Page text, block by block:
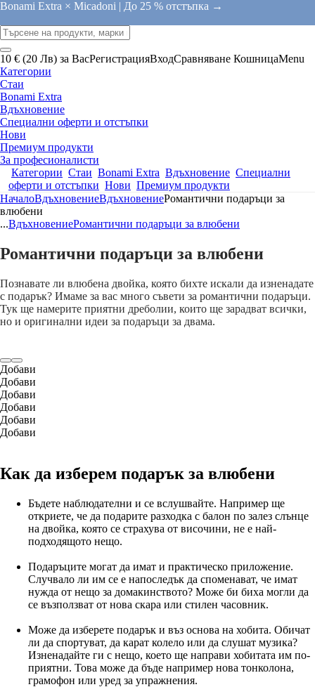
Bonami Extra × Micadoni | До 25 % отстъпка →
10 € (20 Лв) за ВасРегистрацияВходСравняване КошницаMenu
Категории
Стаи
Bonami Extra
Вдъхновение
Специални оферти и отстъпки
Нови
Премиум продукти
За професионалисти
Категории Стаи Bonami Extra Вдъхновение Специални
оферти и отстъпки Нови Премиум продукти
НачалоВдъхновениеВдъхновениеРомантични подаръци за
влюбени
...ВдъхновениеРомантични подаръци за влюбени
Романтични подаръци за влюбени
Познавате ли влюбена двойка, която бихте искали да изненадате
с подарък? Имаме за вас много съвети за романтични подаръци.
Тук ще намерите приятни дреболии, които ще зарадват всички,
но и оригинални идеи за подаръци за двама.
Добави
Добави
Добави
Добави
Добави
Добави
Как да изберем подарък за влюбени
Бъдете наблюдателни и се вслушвайте. Например ще
откриете, че да подарите разходка с балон по залез слънце
на двойка, която се страхува от височини, не е най-
подходящото нещо.
Подаръците могат да имат и практическо приложение.
Случвало ли им се е напоследък да споменават, че имат
нужда от нещо за домакинството? Може би биха могли да
се възползват от нова скара или стилен часовник.
Може да изберете подарък и въз основа на хобита. Обичат
ли да спортуват, да карат колело или да слушат музика?
Изненадайте ги с нещо, което ще направи хобитата им по-
приятни. Това може да бъде например нова тонколона,
грамофон или уред за упражнения.